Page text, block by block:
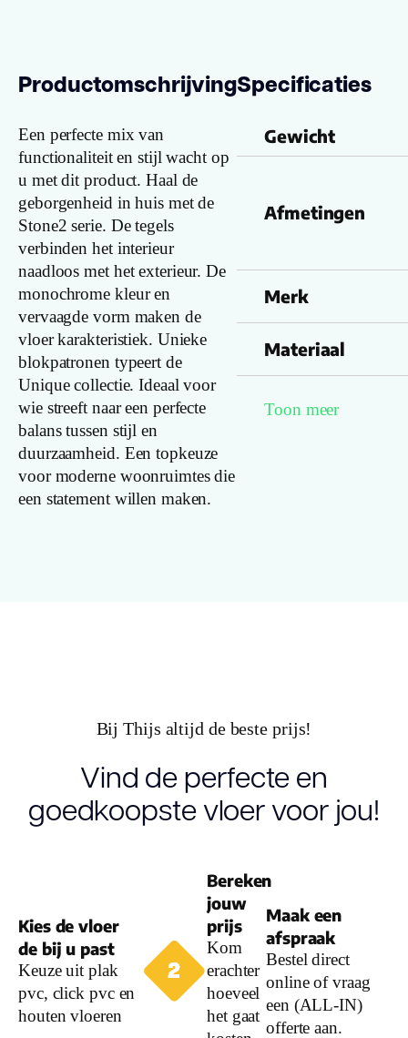
Productomschrijving
Een perfecte mix van
functionaliteit en stijl wacht op
u met dit product. Haal de
geborgenheid in huis met de
Stone2 serie. De tegels
verbinden het interieur
naadloos met het exterieur. De
monochrome kleur en
vervaagde vorm maken de
vloer karakteristiek. Unieke
blokpatronen typeert de
Unique collectie. Ideaal voor
wie streeft naar een perfecte
balans tussen stijl en
duurzaamheid. Een topkeuze
voor moderne woonruimtes die
een statement willen maken.
Specificaties
Gewicht
Afmetingen
Merk
Materiaal
Soort vloer
(cm)
Inhoud pak (m2)
Dikte toplaag
(mm)
Dikte plank
Toon meer
Bij Thijs altijd de beste prijs!
Vind de perfecte en
goedkoopste vloer voor jou!
Kies de vloer
de bij u past
Keuze uit plak
pvc, click pvc en
houten vloeren
Bereken
jouw
prijs
Kom
erachter
hoeveel
het gaat
Maak een
afspraak
Bestel direct
online of vraag
een (ALL-IN)
offerte aan.